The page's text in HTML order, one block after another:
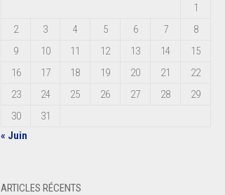
1
2
3 4 5 6 7
8
9
10 11 12 13 14
15
16
17 18 19 20 21
22
23
24 25 26 27 28
29
30
31
« Juin
ARTICLES RÉCENTS